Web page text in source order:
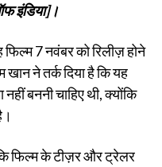
इंडिया]।
फिल्म 7 नवंबर को रिलीज़ होने
खान ने तर्क दिया है कि यह
बननी चाहिए थी, क्योंकि
कि फिल्म के टीज़र और ट्रेलर